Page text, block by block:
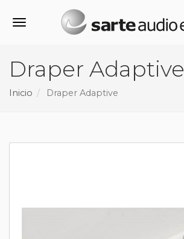
Alternar navegación
Draper Adaptive
Inicio Draper Adaptive